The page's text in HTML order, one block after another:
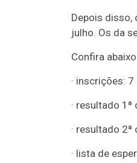
Depois disso,
julho. Os da
Confira
· inscrições:
· resultado
· resultado
· lista de